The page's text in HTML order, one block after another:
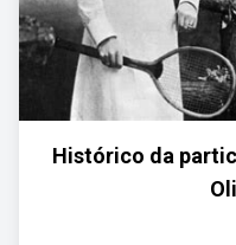
Histórico da